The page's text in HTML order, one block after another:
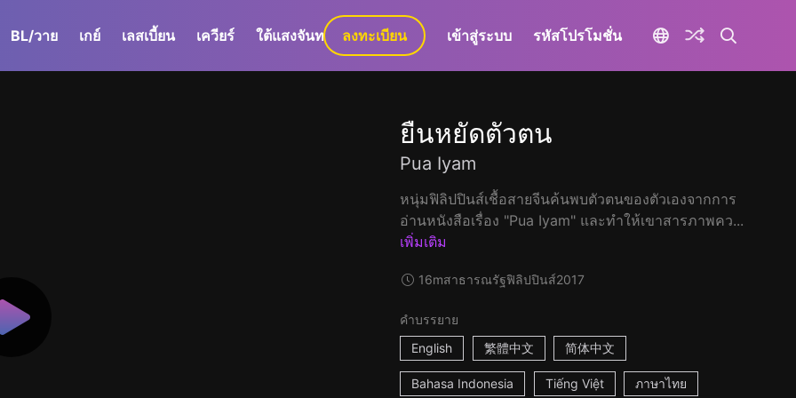
BL/วาย เกย์ เลสเบี้ยน เควียร์ ใต้แสงจันทร์ GaLa+
ลงทะเบียน เข้าสู่ระบบ รหัสโปรโมชั่น
ยืนหยัดตัวตน
Pua Iyam
หนุ่มฟิลิปปินส์เชื้อสายจีนค้นพบตัวตนของตัวเองจากการ
อ่านหนังสือเรื่อง "Pua Iyam" และทำให้เขาสารภาพคว...
เพิ่มเติม
16mสาธารณรัฐฟิลิปปินส์2017
คำบรรยาย
English
繁體中文 简体中文
Bahasa Indonesia Tiếng Việt ภาษาไทย